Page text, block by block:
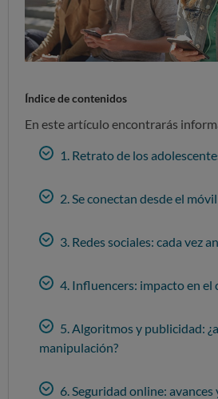
Índice de contenidos
En este artículo encontrarás
1. Retrato de los
2. Se conectan desde el móvil
3. Redes sociales: cada vez
4. Influencers: impacto en el
5. Algoritmos y publicidad:
manipulación?
6. Seguridad online: avances